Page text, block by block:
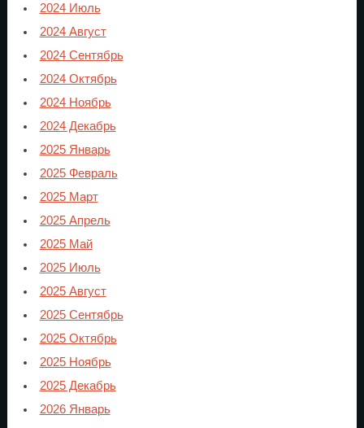
2024 Июль
2024 Август
2024 Сентябрь
2024 Октябрь
2024 Ноябрь
2024 Декабрь
2025 Январь
2025 Февраль
2025 Март
2025 Апрель
2025 Май
2025 Июль
2025 Август
2025 Сентябрь
2025 Октябрь
2025 Ноябрь
2025 Декабрь
2026 Январь